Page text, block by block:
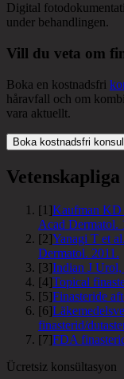
Digital
under behandlingen.
Vill du veta om
Boka en kostnadsfri
håravfall och om
vara aktuellt.
Boka kostnadsfri
[ 1]Kaufman KD
Acad Dermatol.
[2]Yanagi T et
Dermatol. 2011.
[3]Indian J Urol,
[4]Topical
[5]Finasteride
[6]
finasterid/
[7]FDA
Ücretsiz konsültasyon